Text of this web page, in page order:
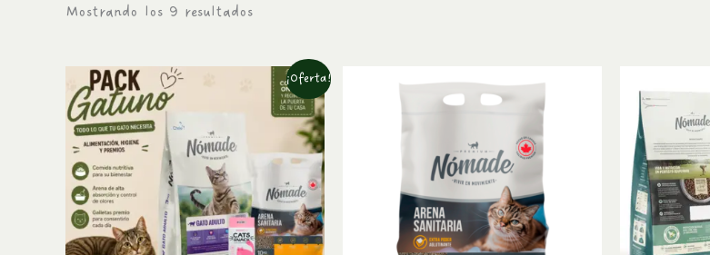
Mostrando los 9 resultados
¡Oferta!
El
precio
original
era:
$39.990.
El
precio
actual
es:
$36.990.